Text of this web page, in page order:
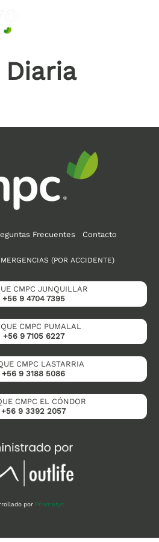
Frecuentes Contacto
(POR ACCIDENTE)
CMPC JUNQUILLAR
+56 9 4704 7395
CMPC PUMALAL
+56 9 7105 6227
CMPC LASTARRIA
+56 9 3188 5086
CMPC EL CÓNDOR
+56 9 3392 2057
por Prismatyc